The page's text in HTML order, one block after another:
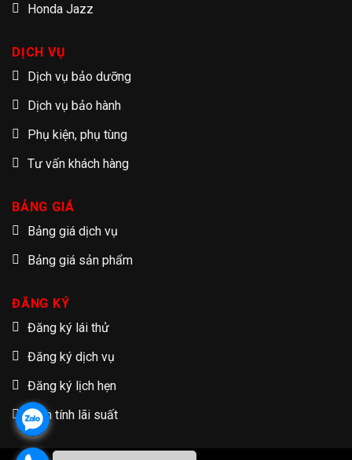
Honda Jazz
DỊCH VỤ
Dịch vụ bảo dưỡng
Dịch vụ bảo hành
Phụ kiện, phụ tùng
Tư vấn khách hàng
BẢNG GIÁ
Bảng giá dịch vụ
Bảng giá sản phẩm
ĐĂNG KÝ
Đăng ký lái thử
Đăng ký dịch vụ
Đăng ký lịch hẹn
Tạm tính lãi suất